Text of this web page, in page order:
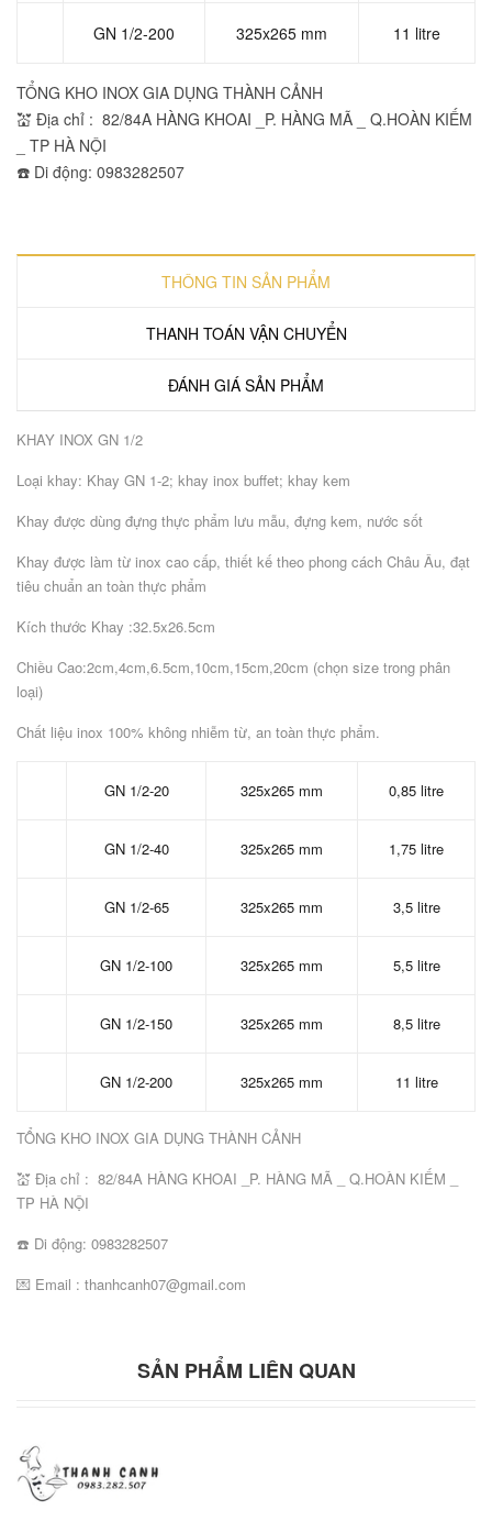
GN 1/2-200 325x265 mm 11 litre
TỔNG KHO INOX GIA DỤNG THÀNH CẢNH
💒 Địa chỉ : 82/84A HÀNG KHOAI _P. HÀNG MÃ _ Q.HOÀN KIẾM
_ TP HÀ NỘI
☎️ Di động: 0983282507
THÔNG TIN SẢN PHẨM
THANH TOÁN VẬN CHUYỂN
ĐÁNH GIÁ SẢN PHẨM
KHAY INOX GN 1/2
Loại khay: Khay GN 1-2; khay inox buffet; khay kem
Khay được dùng đựng thực phẩm lưu mẫu, đựng kem, nước sốt
Khay được làm từ inox cao cấp, thiết kế theo phong cách Châu Âu, đạt
tiêu chuẩn an toàn thực phẩm
Kích thước Khay :32.5x26.5cm
Chiều Cao:2cm,4cm,6.5cm,10cm,15cm,20cm (chọn size trong phân
loại)
Chất liệu inox 100% không nhiễm từ, an toàn thực phẩm.
GN 1/2-20 325x265 mm 0,85 litre
GN 1/2-40 325x265 mm 1,75 litre
GN 1/2-65 325x265 mm 3,5 litre
GN 1/2-100 325x265 mm 5,5 litre
GN 1/2-150 325x265 mm 8,5 litre
GN 1/2-200 325x265 mm 11 litre
TỔNG KHO INOX GIA DỤNG THÀNH CẢNH
💒 Địa chỉ : 82/84A HÀNG KHOAI _P. HÀNG MÃ _ Q.HOÀN KIẾM _
TP HÀ NỘI
☎️ Di động: 0983282507
💌 Email : thanhcanh07@gmail.com
SẢN PHẨM LIÊN QUAN